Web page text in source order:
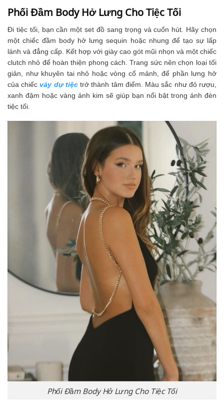
Phối Đầm Body Hở Lưng Cho Tiệc Tối
Đi tiệc tối, bạn cần một set đồ sang trọng và cuốn hút. Hãy chọn
một chiếc đầm body hở lưng sequin hoặc nhung để tạo sự lấp
lánh và đẳng cấp. Kết hợp với giày cao gót mũi nhọn và một chiếc
clutch nhỏ để hoàn thiện phong cách. Trang sức nên chọn loại tối
giản, như khuyên tai nhỏ hoặc vòng cổ mảnh, để phần lưng hở
của chiếcváy dự tiệctrở thành tâm điểm. Màu sắc như đỏ rượu,
xanh đậm hoặc vàng ánh kim sẽ giúp bạn nổi bật trong ánh đèn
tiệc tối.
Phối Đầm Body Hở Lưng Cho Tiệc Tối